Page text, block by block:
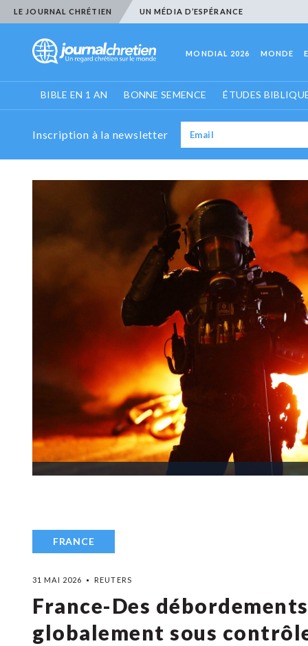
LE JOURNAL CHRÉTIEN UN MÉDIA D’ESPÉRANCE
MONDIAL 2026 MONDE
BIBLE EN 1 AN BONNE SEMENCE ÉTUDES
Inscription à la newsletter
FRANCE
31 MAI 2026 REUTERS
France-Des
globalement sous